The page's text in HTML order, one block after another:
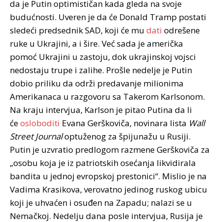
da je Putin optimističan kada gleda na svoje
budućnosti. Uveren je da će Donald Tramp postati
sledeći predsednik SAD, koji će mu dati odrešene
ruke u Ukrajini, a i šire. Već sada je američka
pomoć Ukrajini u zastoju, dok ukrajinskoj vojsci
nedostaju trupe i zalihe. Prošle nedelje je Putin
dobio priliku da održi predavanje milionima
Amerikanaca u razgovoru sa Takerom Karlsonom.
Na kraju intervjua, Karlson je pitao Putina da li
ćeosloboditi Evana Gerškoviča, novinara lista Wall
Street Journaloptuženog za špijunažu u Rusiji.
Putin je uzvratio predlogom razmene Gerškoviča za
„osobu koja je iz patriotskih osećanja likvidirala
bandita u jednoj evropskoj prestonici“. Mislio je na
Vadima Krasikova, verovatno jedinog ruskog ubicu
koji je uhvaćen i osuđen na Zapadu; nalazi se u
Nemačkoj. Nedelju dana posle intervjua, Rusija je